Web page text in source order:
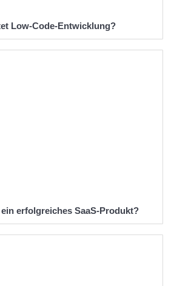
Low-Code-Entwicklung?
erfolgreiches SaaS-Produkt?